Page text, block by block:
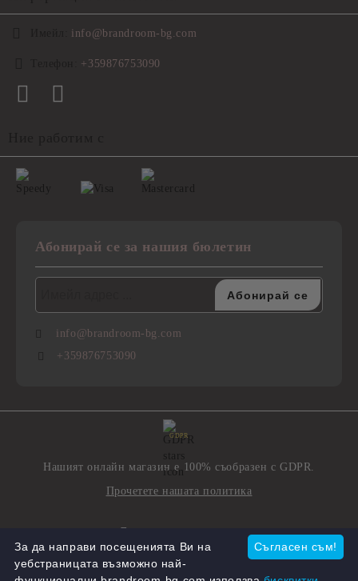
info@brandroom-bg.com
+359876753090
Абонирай се за нашия бюлетин
info@brandroom-bg.com
+359876753090
GDPR
Нашият онлайн магазин е 100% съобразен с GDPR.
Прочетете нашата политика
Съгласен съм!
За да направи посещенията Ви на
уебстраницата възможно най-